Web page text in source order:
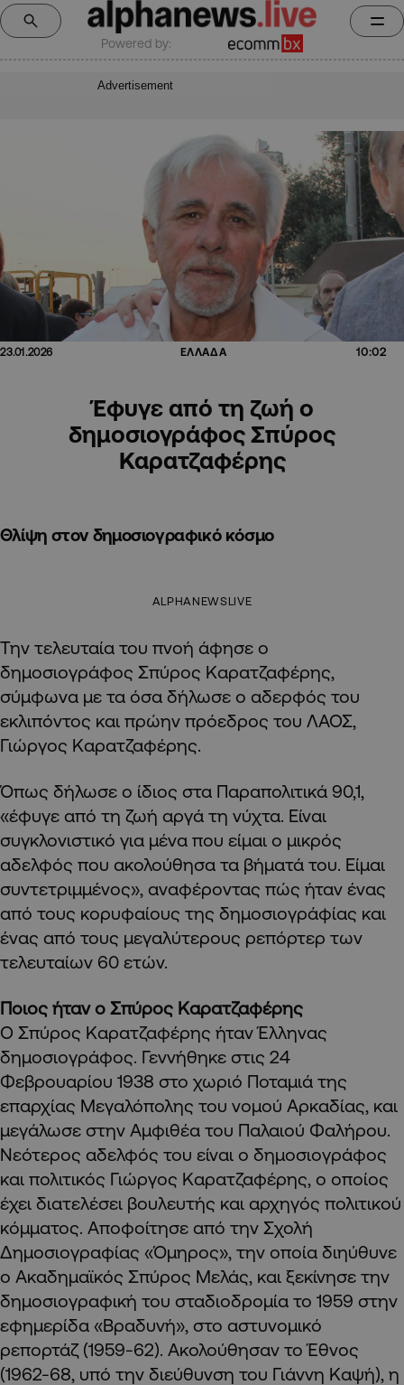
Powered by:
Advertisement
23.01.2026 ΕΛΛΑΔΑ 10:02
Έφυγε από τη ζωή ο
δημοσιογράφος Σπύρος
Καρατζαφέρης
Θλίψη στον δημοσιογραφικό κόσμο
ALPHANEWSLIVE
Την τελευταία του πνοή άφησε ο
δημοσιογράφος Σπύρος Καρατζαφέρης,
σύμφωνα με τα όσα δήλωσε ο αδερφός του
εκλιπόντος και πρώην πρόεδρος του ΛΑΟΣ,
Γιώργος Καρατζαφέρης.
Όπως δήλωσε ο ίδιος στα Παραπολιτικά 90,1,
«έφυγε από τη ζωή αργά τη νύχτα. Είναι
συγκλονιστικό για μένα που είμαι ο μικρός
αδελφός που ακολούθησα τα βήματά του. Είμαι
συντετριμμένος», αναφέροντας πώς ήταν ένας
από τους κορυφαίους της δημοσιογράφίας και
ένας από τους μεγαλύτερους ρεπόρτερ των
τελευταίων 60 ετών.
Ποιος ήταν ο Σπύρος Καρατζαφέρης
Ο Σπύρος Καρατζαφέρης ήταν Έλληνας
δημοσιογράφος. Γεννήθηκε στις 24
Φεβρουαρίου 1938 στο χωριό Ποταμιά της
επαρχίας Μεγαλόπολης του νομού Αρκαδίας, και
μεγάλωσε στην Αμφιθέα του Παλαιού Φαλήρου.
Νεότερος αδελφός του είναι ο δημοσιογράφος
και πολιτικός Γιώργος Καρατζαφέρης, ο οποίος
έχει διατελέσει βουλευτής και αρχηγός πολιτικού
κόμματος. Αποφοίτησε από την Σχολή
Δημοσιογραφίας «Όμηρος», την οποία διηύθυνε
ο Ακαδημαϊκός Σπύρος Μελάς, και ξεκίνησε την
δημοσιογραφική του σταδιοδρομία το 1959 στην
εφημερίδα «Βραδυνή», στο αστυνομικό
ρεπορτάζ (1959-62). Ακολούθησαν το Έθνος
(1962-68, υπό την διεύθυνση του Γιάννη Καψή), η